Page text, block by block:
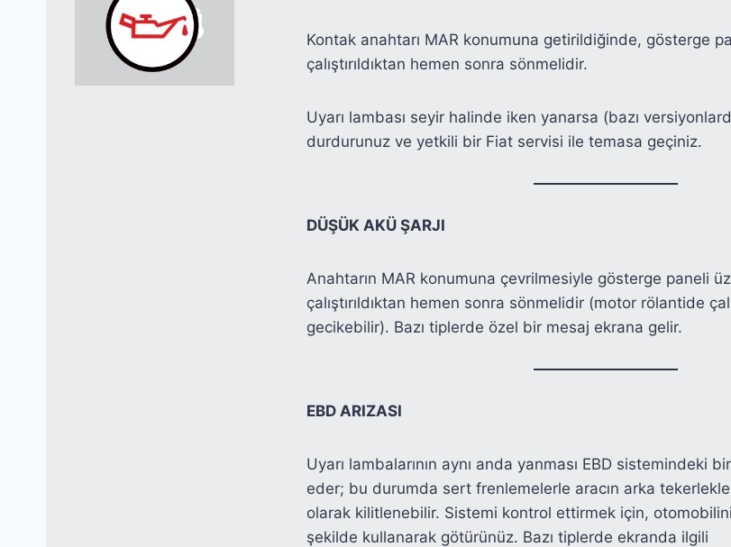
Kontak anahtarı MAR konumuna getirildiğinde, gösterge
çalıştırıldıktan hemen sonra sönmelidir.
Uyarı lambası seyir halinde iken yanarsa (bazı
durdurunuz ve yetkili bir Fiat servisi ile temasa geçiniz.
DÜŞÜK AKÜ ŞARJI
Anahtarın MAR konumuna çevrilmesiyle gösterge paneli
çalıştırıldıktan hemen sonra sönmelidir (motor rölantide
gecikebilir). Bazı tiplerde özel bir mesaj ekrana gelir.
EBD ARIZASI
Uyarı lambalarının aynı anda yanması EBD sistemindeki
eder; bu durumda sert frenlemelerle aracın arka
olarak kilitlenebilir. Sistemi kontrol ettirmek için,
şekilde kullanarak götürünüz. Bazı tiplerde ekranda ilgili